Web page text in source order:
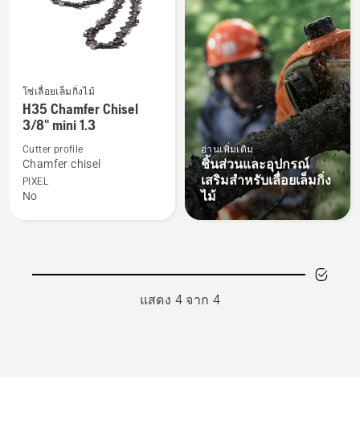
1/4"
1,3
mm
ราย
ละเอียด
เพิ่ม
เติม
เกี่ยว
โซ่เลื่อยเล็มกิ่งไม้
H35 Chamfer Chisel
3/8" mini 1.3
Cutter profile
Chamfer chisel
PIXEL
No
อ่านเพิ่มเติม
ชิ้นส่วนและอุปกรณ์
เสริมสำหรับเลื่อยเล็มกิ่ง
ไม้
แสดง 4 จาก 4